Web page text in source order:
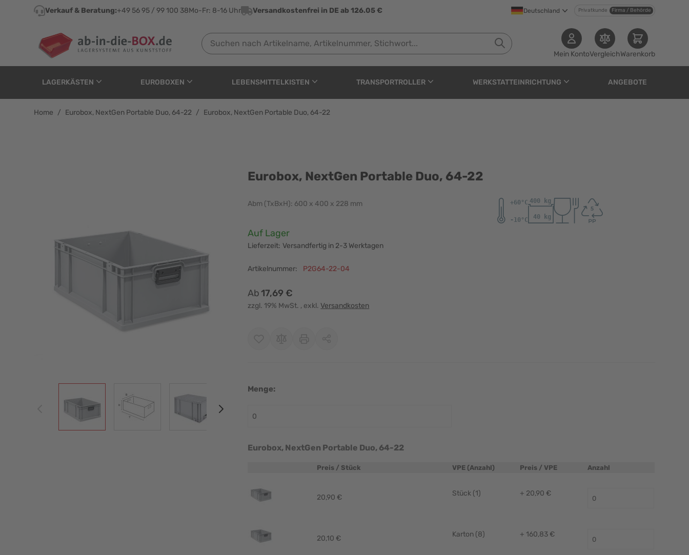
Direkt zum Inhalt
Verkauf & Beratung:+49 56 95 / 99 100 38Mo-Fr: 8-16 Uhr Versandkostenfrei in DE ab 126.05 € Deutschland Privatkunde Firma / Behörde
Suchen nach Artikelname, Artikelnummer, Stichwort...
Mein KontoVergleichWarenkorb
LAGERKÄSTEN EUROBOXEN LEBENSMITTELKISTEN TRANSPORTROLLER WERKSTATTEINRICHTUNG ANGEBOTE
Home / Eurobox, NextGen Portable Duo, 64-22 / Eurobox, NextGen Portable Duo, 64-22
Eurobox, NextGen Portable Duo, 64-22
View larger imageView larger image
Eurobox, NextGen Portable Duo, 64-22
Abm (TxBxH): 600 x 400 x 228 mm
Verfügbarkeit:
Auf Lager
Lieferzeit: Versandfertig in 2-3 Werktagen
Artikelnummer: P2G64-22-04
Ab17,69 €
zzgl. 19% MwSt. , exkl. Versandkosten
Menge:
Eurobox, NextGen Portable Duo, 64-22
Preis / Stück VPE (Anzahl) Preis / VPE Anzahl
20,90 € Stück (1) + 20,90 €
20,10 € Karton (8) + 160,83 €